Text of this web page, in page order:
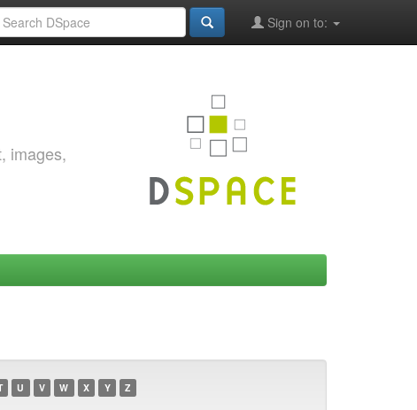
Sign on to:
images,
U V W X Y Z